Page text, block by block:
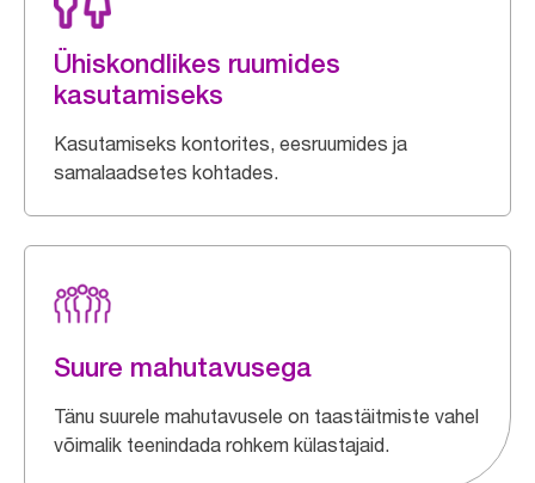
Ühiskondlikes ruumides
kasutamiseks
Kasutamiseks kontorites, eesruumides ja
samalaadsetes kohtades.
Suure mahutavusega
Tänu suurele mahutavusele on taastäitmiste vahel
võimalik teenindada rohkem külastajaid.